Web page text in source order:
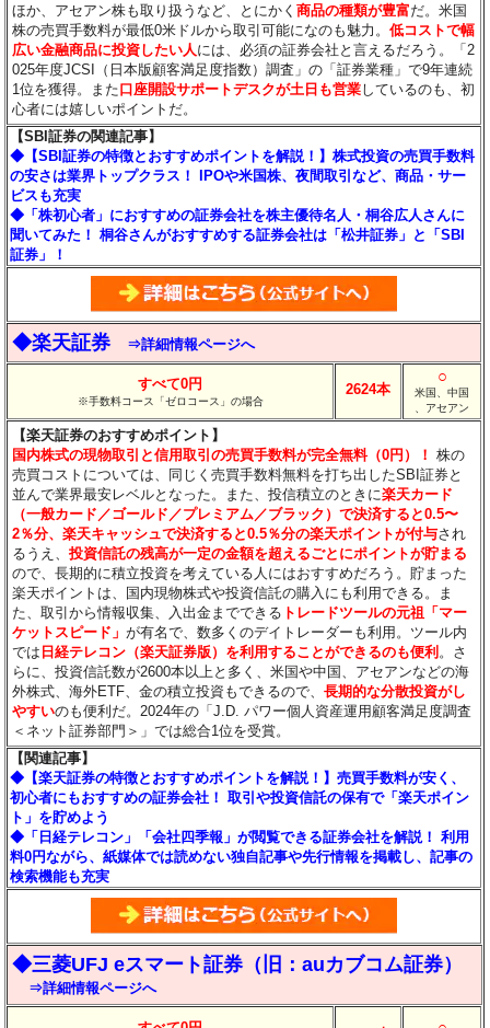
ほか、アセアン株も取り扱うなど、とにかく商品の種類が豊富だ。米国
株の売買手数料が最低0米ドルから取引可能になのも魅力。低コストで幅
広い金融商品に投資したい人 には、必須の証券会社と言えるだろう。「2
025年度JCSI（日本版顧客満足度指数）調査」の「証券業種」で9年連続
1位を獲得。また口座開設サポートデスクが土日も営業しているのも、初
心者には嬉しいポイントだ。
【SBI証券の関連記事】
◆【SBI証券の特徴とおすすめポイントを解説！】株式投資の売買手数料
の安さは業界トップクラス！ IPOや米国株、夜間取引など、商品・サー
ビスも充実
◆「株初心者」におすすめの証券会社を株主優待名人・桐谷広人さんに
聞いてみた！ 桐谷さんがおすすめする証券会社は「松井証券」と「SBI
証券」！
◆楽天証券 ⇒詳細情報ページへ
すべて0円
※手数料コース「ゼロコース」の場合
2624本
○
米国、中国
、アセアン
【楽天証券のおすすめポイント】
国内株式の現物取引と信用取引の売買手数料が完全無料（0円）！ 株の
売買コストについては、同じく売買手数料無料を打ち出したSBI証券と
並んで業界最安レベルとなった。また、投信積立のときに楽天カード
（一般カード／ゴールド／プレミアム／ブラック）で決済すると0.5〜
2％分、楽天キャッシュで決済すると0.5％分の楽天ポイントが付与され
るうえ、投資信託の残高が一定の金額を超えるごとにポイントが貯まる
ので、長期的に積立投資を考えている人にはおすすめだろう。貯まった
楽天ポイントは、国内現物株式や投資信託の購入にも利用できる。ま
た、取引から情報収集、入出金までできる トレードツールの元祖「マー
ケットスピード」が有名で、数多くのデイトレーダーも利用。ツール内
では 日経テレコン（楽天証券版）を利用することができるのも便利 。さ
らに、投資信託数が2600本以上と多く、米国や中国、アセアンなどの海
外株式、海外ETF、金の積立投資もできるので、長期的な分散投資がし
やすいのも便利だ。2024年の「J.D. パワー個人資産運用顧客満足度調査
＜ネット証券部門＞」では総合1位を受賞。
【関連記事】
◆【楽天証券の特徴とおすすめポイントを解説！】売買手数料が安く、
初心者にもおすすめの証券会社！ 取引や投資信託の保有で「楽天ポイン
ト」を貯めよう
◆「日経テレコン」「会社四季報」が閲覧できる証券会社を解説！ 利用
料0円ながら、紙媒体では読めない独自記事や先行情報を掲載し、記事の
検索機能も充実
◆三菱UFJ eスマート証券（旧：auカブコム証券）
⇒詳細情報ページへ